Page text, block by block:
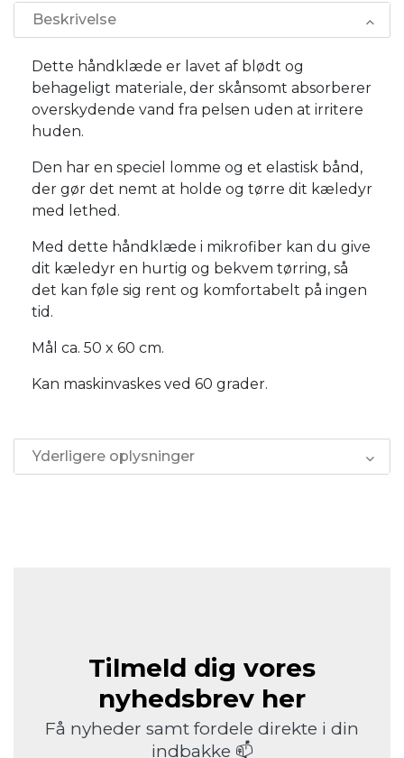
Beskrivelse
Dette håndklæde er lavet af blødt og
behageligt materiale, der skånsomt absorberer
overskydende vand fra pelsen uden at irritere
huden.
Den har en speciel lomme og et elastisk bånd,
der gør det nemt at holde og tørre dit kæledyr
med lethed.
Med dette håndklæde i mikrofiber kan du give
dit kæledyr en hurtig og bekvem tørring, så
det kan føle sig rent og komfortabelt på ingen
tid.
Mål ca. 50 x 60 cm.
Kan maskinvaskes ved 60 grader.
Yderligere oplysninger
Tilmeld dig vores
nyhedsbrev her
Få nyheder samt fordele direkte i din
indbakke 📫